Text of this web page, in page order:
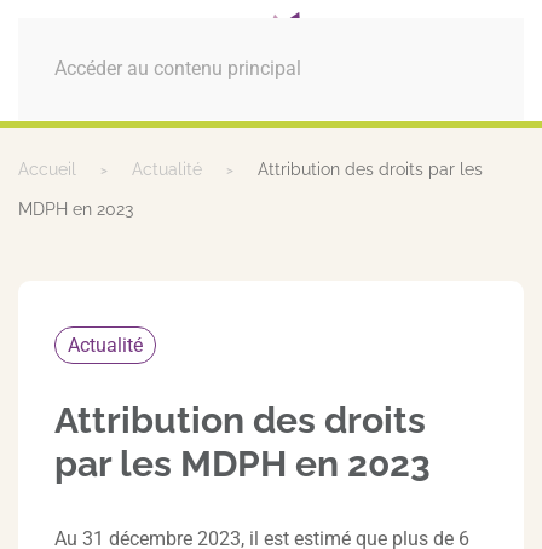
Accéder au contenu principal
MENU
Accueil Actualité Attribution des droits par les
MDPH en 2023
Actualité
Attribution des droits
par les MDPH en 2023
Au 31 décembre 2023, il est estimé que plus de 6